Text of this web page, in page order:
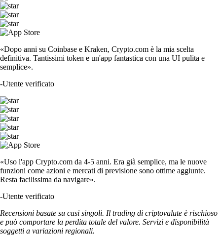
«Dopo anni su Coinbase e Kraken, Crypto.com è la mia scelta
definitiva. Tantissimi token e un'app fantastica con una UI pulita e
semplice».
-Utente verificato
«Uso l'app Crypto.com da 4-5 anni. Era già semplice, ma le nuove
funzioni come azioni e mercati di previsione sono ottime aggiunte.
Resta facilissima da navigare».
-Utente verificato
Recensioni basate su casi singoli. Il trading di criptovalute è rischioso
e può comportare la perdita totale del valore. Servizi e disponibilità
soggetti a variazioni regionali.